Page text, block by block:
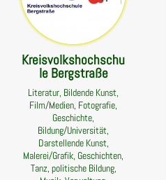
Kreisvolkshochschu
le Bergstraße
Literatur, Bildende Kunst,
Film/Medien, Fotografie,
Geschichte,
Bildung/Universität,
Darstellende Kunst,
Malerei/Grafik, Geschichten,
Tanz, politische Bildung,